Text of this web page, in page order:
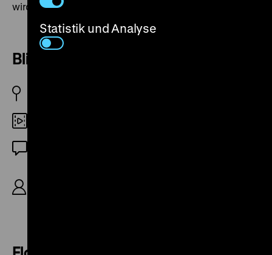
wird mir ewig stinken.“ (fl)
Blinker
Statistik und Analyse